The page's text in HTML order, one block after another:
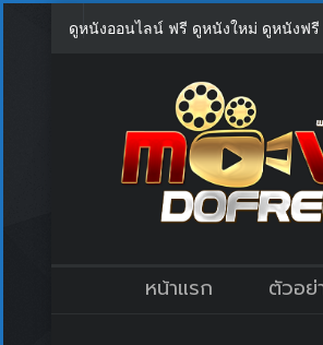
ดูหนังออนไลน์ ฟรี ดูหนังใหม่ ดูหนังฟรี
หน้าแรก ตัวอย่